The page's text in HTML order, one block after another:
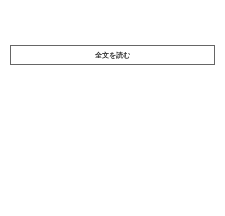
まず1枚目に写るのが、エビフライのぬいぐるみを抱きかかえる
生後2カ月の六太くん。子猫らしいあどけない姿がキュートで
全文を読む